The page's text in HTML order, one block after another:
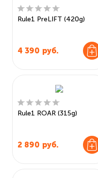
Rule1 PreLIFT (420g)
4 390 руб.
Rule1 ROAR (315g)
2 890 руб.